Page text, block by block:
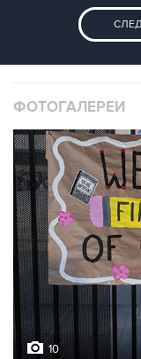
ФОТОГАЛЕРЕИ
10